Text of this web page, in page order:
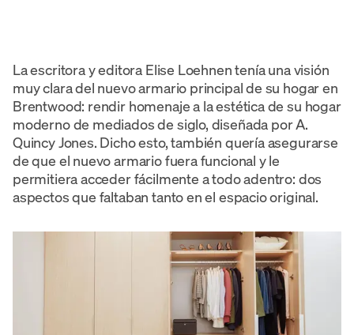
La escritora y editora Elise Loehnen tenía una visión
muy clara del nuevo armario principal de su hogar en
Brentwood: rendir homenaje a la estética de su hogar
moderno de mediados de siglo, diseñada por A.
Quincy Jones. Dicho esto, también quería asegurarse
de que el nuevo armario fuera funcional y le
permitiera acceder fácilmente a todo adentro: dos
aspectos que faltaban tanto en el espacio original.